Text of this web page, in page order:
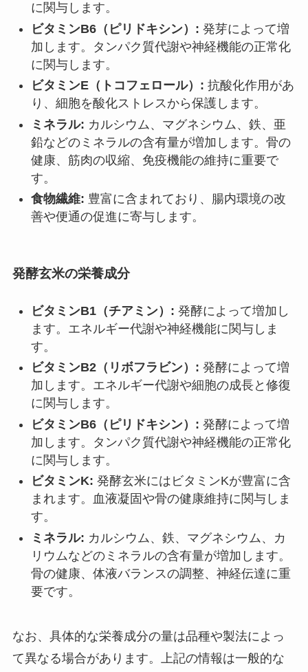
に関与します。
ビタミンB6（ピリドキシン）: 発芽によって増
加します。タンパク質代謝や神経機能の正常化
に関与します。
ビタミンE（トコフェロール）: 抗酸化作用があ
り、細胞を酸化ストレスから保護します。
ミネラル: カルシウム、マグネシウム、鉄、亜
鉛などのミネラルの含有量が増加します。骨の
健康、筋肉の収縮、免疫機能の維持に重要で
す。
食物繊維: 豊富に含まれており、腸内環境の改
善や便通の促進に寄与します。
発酵玄米の栄養成分
ビタミンB1（チアミン）: 発酵によって増加し
ます。エネルギー代謝や神経機能に関与しま
す。
ビタミンB2（リボフラビン）: 発酵によって増
加します。エネルギー代謝や細胞の成長と修復
に関与します。
ビタミンB6（ピリドキシン）: 発酵によって増
加します。タンパク質代謝や神経機能の正常化
に関与します。
ビタミンK: 発酵玄米にはビタミンKが豊富に含
まれます。血液凝固や骨の健康維持に関与しま
す。
ミネラル: カルシウム、鉄、マグネシウム、カ
リウムなどのミネラルの含有量が増加します。
骨の健康、体液バランスの調整、神経伝達に重
要です。
なお、具体的な栄養成分の量は品種や製法によっ
て異なる場合があります。上記の情報は一般的な